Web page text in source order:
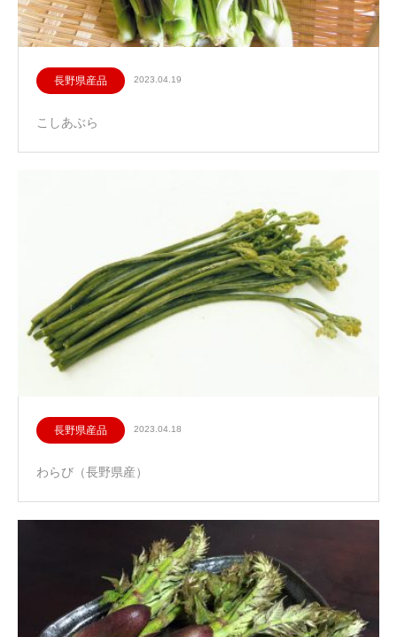
長野県産品 2023.04.19
こしあぶら
長野県産品 2023.04.18
わらび（長野県産）